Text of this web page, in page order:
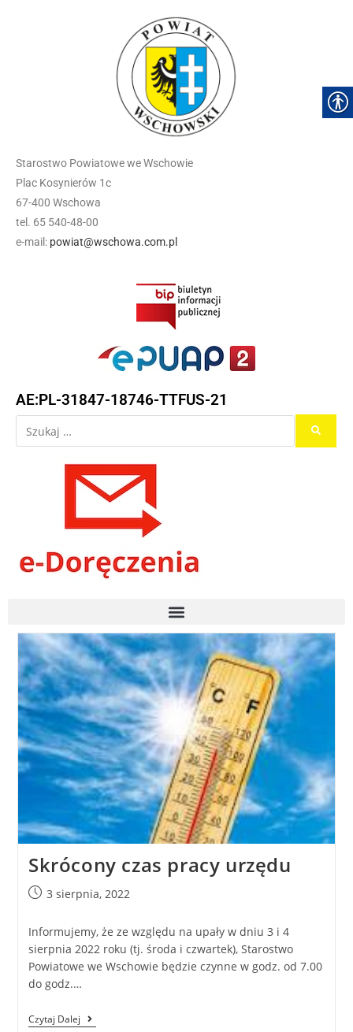
Starostwo Powiatowe we Wschowie
Plac Kosynierów 1c
67-400 Wschowa
tel. 65 540-48-00
e-mail: powiat@wschowa.com.pl
AE:PL-31847-18746-TTFUS-21
Skrócony czas pracy urzędu
3 sierpnia, 2022
Informujemy, że ze względu na upały w dniu 3 i 4
sierpnia 2022 roku (tj. środa i czwartek), Starostwo
Powiatowe we Wschowie będzie czynne w godz. od 7.00
do godz.…
Czytaj Dalej